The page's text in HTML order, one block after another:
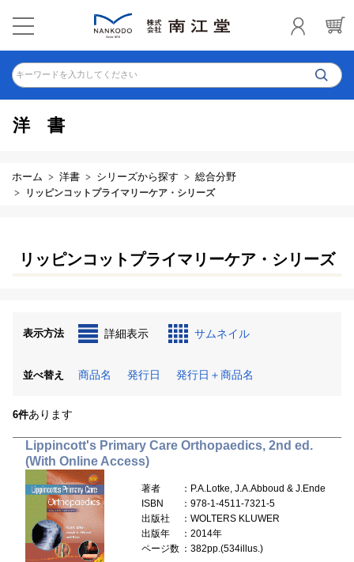
キーワードを入力してください
洋書
ホーム 洋書 シリーズから探す 総合分野
リッピンコットプライマリーケア・シリーズ
リッピンコットプライマリーケア・シリーズ
表示方法 詳細表示 サムネイル
並べ替え 商品名 発行日 発行日＋商品名
6件あります
Lippincott's Primary Care Orthopaedics, 2nd ed.
(With Online Access)
著者
：P.A.Lotke, J.A.Abboud & J.Ende
ISBN
：978-1-4511-7321-5
出版社
：WOLTERS KLUWER
出版年
：2014年
ページ数 ：382pp.(534illus.)